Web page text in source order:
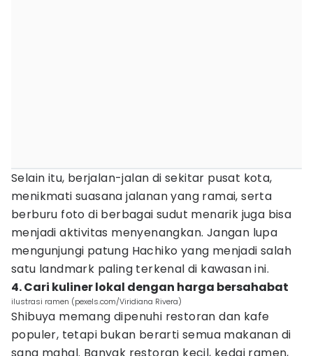
Selain itu, berjalan-jalan di sekitar pusat kota,
menikmati suasana jalanan yang ramai, serta
berburu foto di berbagai sudut menarik juga bisa
menjadi aktivitas menyenangkan. Jangan lupa
mengunjungi patung Hachiko yang menjadi salah
satu landmark paling terkenal di kawasan ini.
4. Cari kuliner lokal dengan harga bersahabat
ilustrasi ramen (pexels.com/Viridiana Rivera)
Shibuya memang dipenuhi restoran dan kafe
populer, tetapi bukan berarti semua makanan di